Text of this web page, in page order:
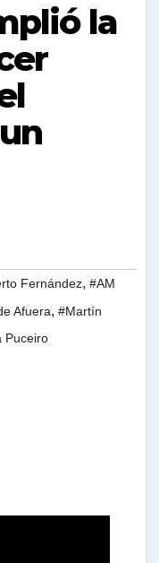
la
Fernández, #AM
Afuera, #Martín
Puceiro